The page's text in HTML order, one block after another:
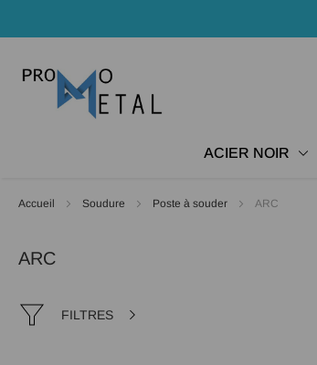
ACIER NOIR
Accueil Soudure Poste à souder ARC
ARC
FILTRES